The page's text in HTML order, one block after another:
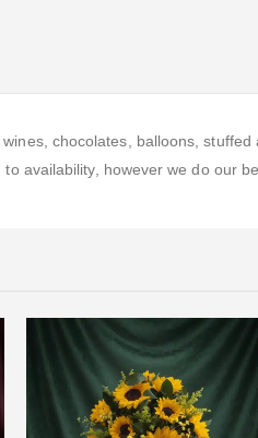
chocolates, balloons,
availability, however we do our